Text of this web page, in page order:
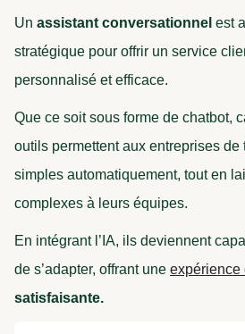
Un assistant conversationnel est
stratégique pour offrir un service
personnalisé et efficace.
Que ce soit sous forme de chatbot,
outils permettent aux entreprises
simples automatiquement, tout en
complexes à leurs équipes.
En intégrant l’IA, ils deviennent
de s’adapter, offrant une expérience
satisfaisante.